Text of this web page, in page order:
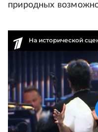
природных